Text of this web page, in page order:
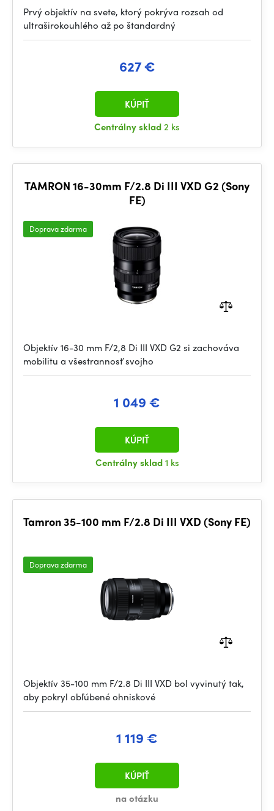
Prvý objektív na svete, ktorý pokrýva rozsah od
ultraširokouhlého až po štandardný
627 €
Centrálny sklad2 ks
KÚPIŤ
TAMRON 16-30mm F/2.8 Di III VXD G2 (Sony
FE)
Doprava zdarma
Objektív 16-30 mm F/2,8 Di III VXD G2 si zachováva
mobilitu a všestrannosť svojho
1 049 €
Centrálny sklad1 ks
KÚPIŤ
Tamron 35-100 mm F/2.8 Di III VXD (Sony FE)
Doprava zdarma
Objektív 35-100 mm F/2.8 Di III VXD bol vyvinutý tak,
aby pokryl obľúbené ohniskové
1 119 €
na otázku
KÚPIŤ